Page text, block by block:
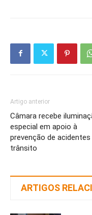
Artigo anterior
Câmara recebe
especial em apoio à
prevenção de acidentes
trânsito
ARTIGOS